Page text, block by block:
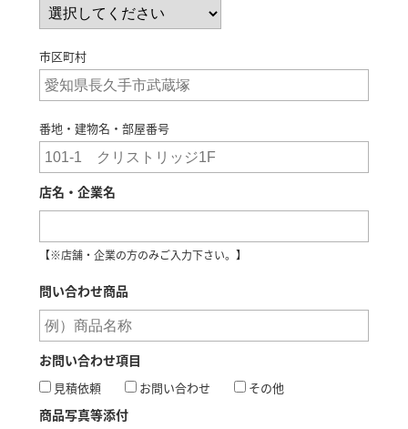
市区町村
番地・建物名・部屋番号
店名・企業名
問い合わせ商品
お問い合わせ項目
見積依頼 お問い合わせ その他
商品写真等添付